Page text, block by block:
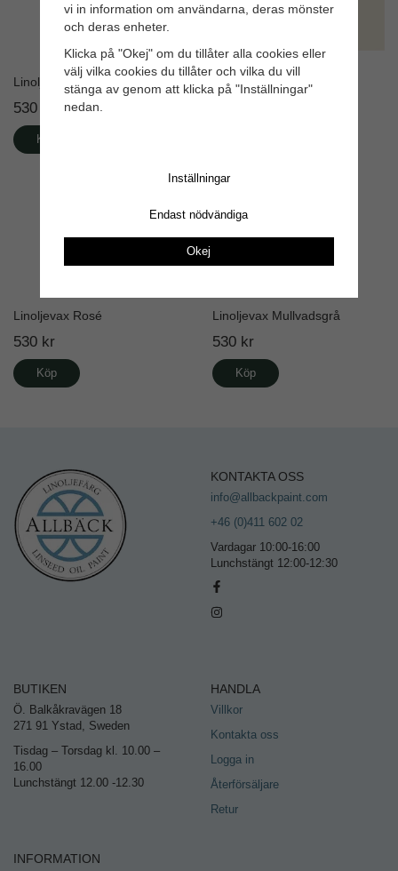
Linoljevax Naturell
530 kr
Köp
Linoljefärg Havregrå
Linoljevax Rosé
530 kr
Köp
Linoljevax Mullvadsgrå
530 kr
Köp
KONTAKTA OSS
info@allbackpaint.com
+46 (0)411 602 02
Vardagar 10:00-16:00
Lunchstängt 12:00-12:30
BUTIKEN
Ö. Balkåkravägen 18
271 91 Ystad, Sweden
Tisdag – Torsdag kl. 10.00 –
16.00
Lunchstängt 12.00 -12.30
HANDLA
Villkor
Kontakta oss
Logga in
Återförsäljare
Retur
INFORMATION
vi in information om användarna, deras mönster
och deras enheter.
Klicka på "Okej" om du tillåter alla cookies eller
välj vilka cookies du tillåter och vilka du vill
stänga av genom att klicka på "Inställningar"
nedan.
Inställningar
Endast nödvändiga
Okej